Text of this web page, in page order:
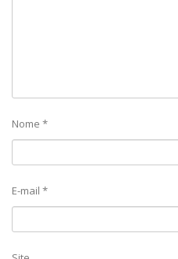
Nome *
E-mail *